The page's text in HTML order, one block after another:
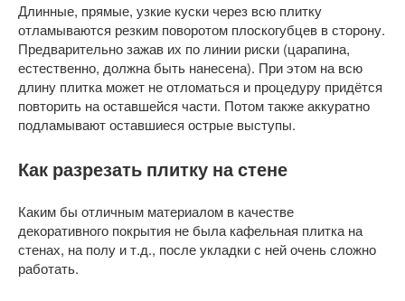
Длинные, прямые, узкие куски через всю плитку
отламываются резким поворотом плоскогубцев в сторону.
Предварительно зажав их по линии риски (царапина,
естественно, должна быть нанесена). При этом на всю
длину плитка может не отломаться и процедуру придётся
повторить на оставшейся части. Потом также аккуратно
подламывают оставшиеся острые выступы.
Как разрезать плитку на стене
Каким бы отличным материалом в качестве
декоративного покрытия не была кафельная плитка на
стенах, на полу и т.д., после укладки с ней очень сложно
работать.